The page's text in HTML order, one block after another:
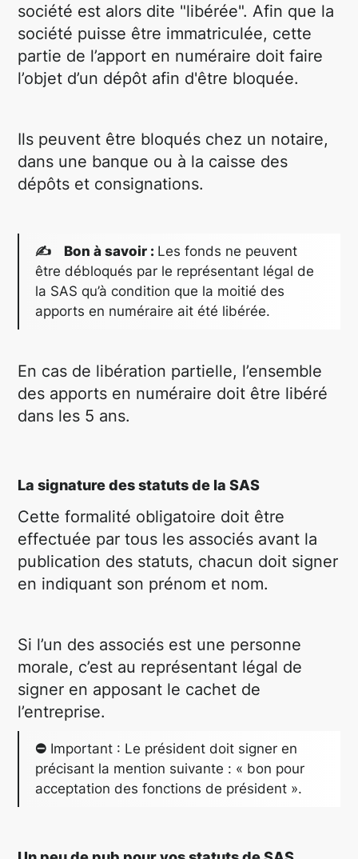
société est alors dite "libérée". Afin que la
société puisse être immatriculée, cette
partie de l’apport en numéraire doit faire
l’objet d’un dépôt afin d'être bloquée.
Ils peuvent être bloqués chez un notaire,
dans une banque ou à la caisse des
dépôts et consignations.
✍ Bon à savoir : Les fonds ne peuvent
être débloqués par le représentant légal de
la SAS qu’à condition que la moitié des
apports en numéraire ait été libérée.
En cas de libération partielle, l’ensemble
des apports en numéraire doit être libéré
dans les 5 ans.
La signature des statuts de la SAS
Cette formalité obligatoire doit être
effectuée par tous les associés avant la
publication des statuts, chacun doit signer
en indiquant son prénom et nom.
Si l’un des associés est une personne
morale, c’est au représentant légal de
signer en apposant le cachet de
l’entreprise.
⛔ Important : Le président doit signer en
précisant la mention suivante : « bon pour
acceptation des fonctions de président ».